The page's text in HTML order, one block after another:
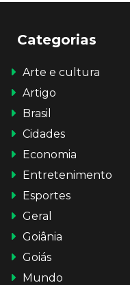
Categorias
Arte e cultura
Artigo
Brasil
Cidades
Economia
Entretenimento
Esportes
Geral
Goiânia
Goiás
Mundo